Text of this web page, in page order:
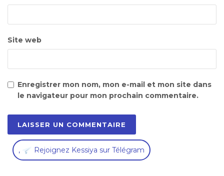
Site web
Enregistrer mon nom, mon e-mail et mon site dans
le navigateur pour mon prochain commentaire.
, Rejoignez Kessiya sur Télégram